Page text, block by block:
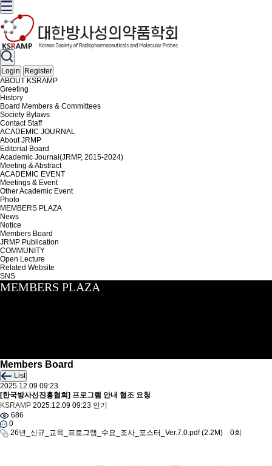
Login
Register
ABOUT KSRAMP
Greeting
History
Board Members & Committees
Society Bylaws
Contact Staff
ACADEMIC JOURNAL
About JRMP
Editorial Board
Academic Journal(JRMP, 2015-2024)
Meeting & Abstract
ACADEMIC EVENT
Meetings & Event
Other Academic Event
Photo
MEMBERS PLAZA
News
Notice
Members Board
JRMP Publication
COMMUNITY
Open Lecture
Related Website
SNS
MEMBERS PLAZA
Members Board
List
2025.12.09 09:23
[한국방사선진흥협회] 프로그램 안내 협조 요청
KSRAMP 2025.12.09 09:23 인기
686
0
26년_신규_교육_프로그램_수요_조사_포스터_Ver.7.0.pdf(2.2M) 0회